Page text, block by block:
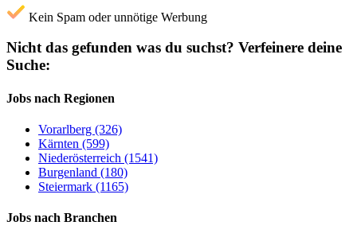
Kein Spam oder unnötige Werbung
Nicht das gefunden was du suchst? Verfeinere deine
Suche:
Jobs nach Regionen
Vorarlberg (326)
Kärnten (599)
Niederösterreich (1541)
Burgenland (180)
Steiermark (1165)
Jobs nach Branchen